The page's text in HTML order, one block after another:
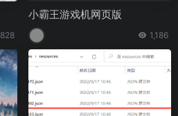
828
小霸王游戏机网页版
1,186